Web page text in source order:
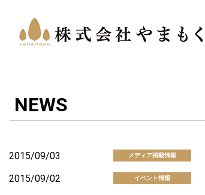
NEWS
2015/09/03 メディア掲載情報
2015/09/02
イベント情報